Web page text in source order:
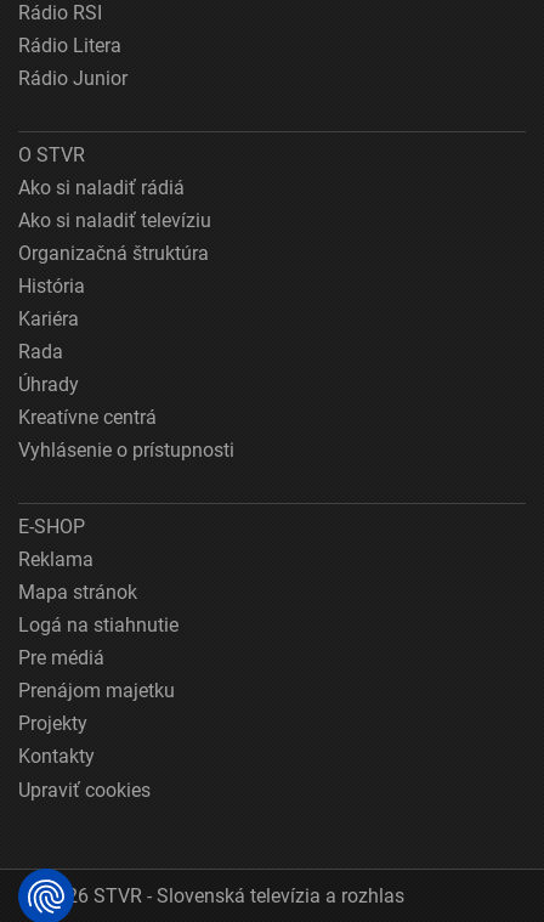
Rádio RSI
Rádio Litera
Rádio Junior
O STVR
Ako si naladiť rádiá
Ako si naladiť televíziu
Organizačná štruktúra
História
Kariéra
Rada
Úhrady
Kreatívne centrá
Vyhlásenie o prístupnosti
E-SHOP
Reklama
Mapa stránok
Logá na stiahnutie
Pre médiá
Prenájom majetku
Projekty
Kontakty
Upraviť cookies
© 2026 STVR - Slovenská televízia a rozhlas